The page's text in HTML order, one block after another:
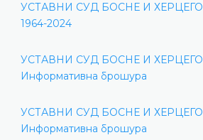
УСТАВНИ СУД БОСНЕ И
1964-2024
УСТАВНИ СУД БОСНЕ И
Информативна брошура
УСТАВНИ СУД БОСНЕ И
Информативна брошура